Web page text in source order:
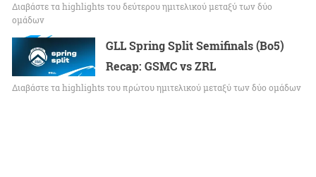
Διαβάστε τα highlights του δεύτερου ημιτελικού μεταξύ των δύο
ομάδων
GLL Spring Split Semifinals (Bo5)
Recap: GSMC vs ZRL
Διαβάστε τα highlights του πρώτου ημιτελικού μεταξύ των δύο ομάδων